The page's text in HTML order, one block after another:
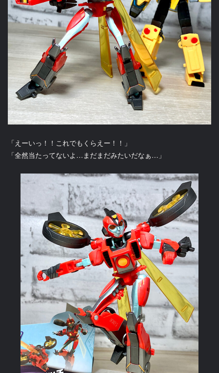
「えーいっ！！これでもくらえー！！」
「全然当たってないよ…まだまだみたいだなぁ…」